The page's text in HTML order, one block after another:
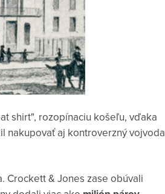
shirt", rozopínaciu košeľu, vďaka
nakupovať aj kontroverzný vojvoda
Crockett & Jones zase obúvali